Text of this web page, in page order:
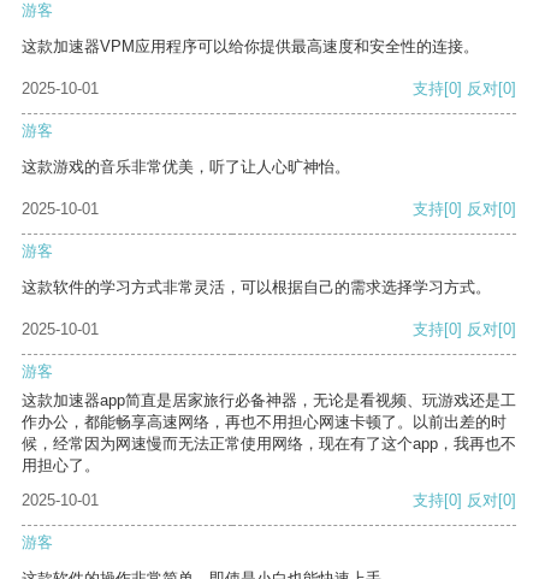
游客
这款加速器VPM应用程序可以给你提供最高速度和安全性的连接。
2025-10-01 支持[0] 反对[0]
游客
这款游戏的音乐非常优美，听了让人心旷神怡。
2025-10-01 支持[0] 反对[0]
游客
这款软件的学习方式非常灵活，可以根据自己的需求选择学习方式。
2025-10-01 支持[0] 反对[0]
游客
这款加速器app简直是居家旅行必备神器，无论是看视频、玩游戏还是工
作办公，都能畅享高速网络，再也不用担心网速卡顿了。以前出差的时
候，经常因为网速慢而无法正常使用网络，现在有了这个app，我再也不
用担心了。
2025-10-01
支持[0] 反对[0]
游客